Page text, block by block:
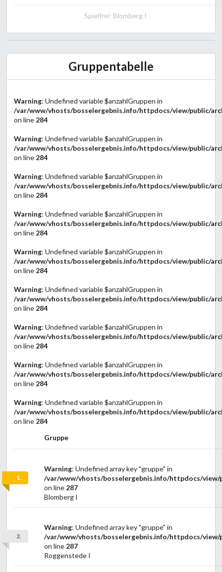
Spielfrei: Blomberg I
Gruppentabelle
Warning: Undefined variable $anzahlGruppen in
/var/www/vhosts/bosselergebnis.info/httpdocs/view/public/
on line 284
Warning: Undefined variable $anzahlGruppen in
/var/www/vhosts/bosselergebnis.info/httpdocs/view/public/
on line 284
Warning: Undefined variable $anzahlGruppen in
/var/www/vhosts/bosselergebnis.info/httpdocs/view/public/
on line 284
Warning: Undefined variable $anzahlGruppen in
/var/www/vhosts/bosselergebnis.info/httpdocs/view/public/
on line 284
Warning: Undefined variable $anzahlGruppen in
/var/www/vhosts/bosselergebnis.info/httpdocs/view/public/
on line 284
Warning: Undefined variable $anzahlGruppen in
/var/www/vhosts/bosselergebnis.info/httpdocs/view/public/
on line 284
Warning: Undefined variable $anzahlGruppen in
/var/www/vhosts/bosselergebnis.info/httpdocs/view/public/
on line 284
Warning: Undefined variable $anzahlGruppen in
/var/www/vhosts/bosselergebnis.info/httpdocs/view/public/
on line 284
Warning: Undefined variable $anzahlGruppen in
/var/www/vhosts/bosselergebnis.info/httpdocs/view/public/
on line 284
Gruppe
1.
Warning: Undefined array key "gruppe" in
/var/www/vhosts/bosselergebnis.info/httpdocs/view/
on line 287
Blomberg I
2.
Warning: Undefined array key "gruppe" in
/var/www/vhosts/bosselergebnis.info/httpdocs/view/
on line 287
Roggenstede I